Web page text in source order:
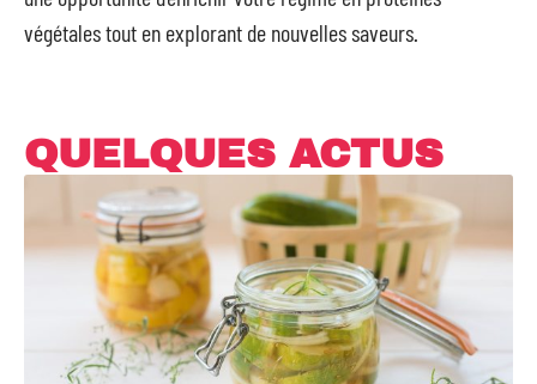
végétales tout en explorant de nouvelles saveurs.
QUELQUES ACTUS